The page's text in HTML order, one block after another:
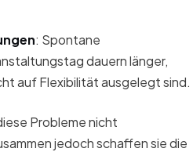
: Spontane
dauern länger,
auf Flexibilität ausgelegt sind.
Probleme nicht
jedoch schaffen sie die